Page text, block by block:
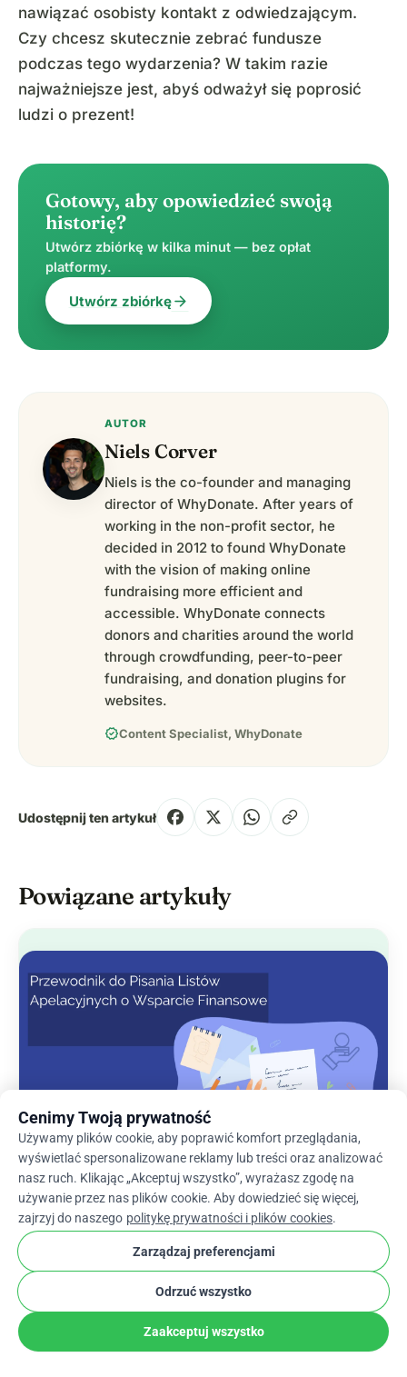
nawiązać osobisty kontakt z odwiedzającym.
Czy chcesz skutecznie zebrać fundusze
podczas tego wydarzenia? W takim razie
najważniejsze jest, abyś odważył się poprosić
ludzi o prezent!
Gotowy, aby opowiedzieć swoją
historię?
Utwórz zbiórkę w kilka minut — bez opłat
platformy.
Utwórz zbiórkęarrow_forward
AUTOR
Niels Corver
Niels is the co-founder and managing
director of WhyDonate. After years of
working in the non-profit sector, he
decided in 2012 to found WhyDonate
with the vision of making online
fundraising more efficient and
accessible. WhyDonate connects
donors and charities around the world
through crowdfunding, peer-to-peer
fundraising, and donation plugins for
websites.
verifiedContent Specialist, WhyDonate
Udostępnij ten artykuł
Powiązane artykuły
List Apelacyjny o Wsparcie Finansowe: Jak
Napisać List z Prośbą o Wsparcie Finansowe z
Cenimy Twoją prywatność
Używamy plików cookie, aby poprawić komfort przeglądania,
wyświetlać spersonalizowane reklamy lub treści oraz analizować
nasz ruch. Klikając „Akceptuj wszystko”, wyrażasz zgodę na
używanie przez nas plików cookie. Aby dowiedzieć się więcej,
zajrzyj do naszego politykę prywatności i plików cookies.
Zarządzaj preferencjami
Odrzuć wszystko
Zaakceptuj wszystko